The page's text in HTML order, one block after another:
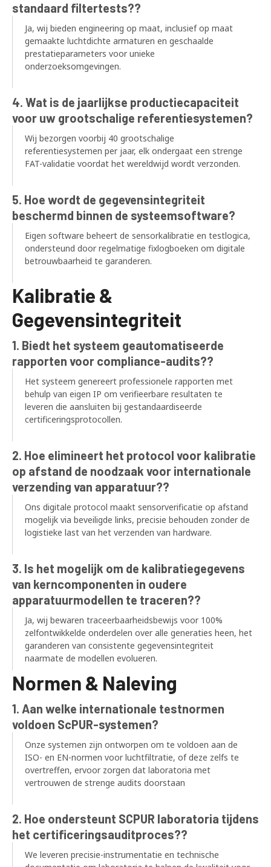
standaard filtertests??
Ja, wij bieden engineering op maat, inclusief op maat
gemaakte luchtdichte armaturen en geschaalde
prestatieparameters voor unieke
onderzoeksomgevingen.
4. Wat is de jaarlijkse productiecapaciteit
voor uw grootschalige referentiesystemen?
Wij bezorgen voorbij 40 grootschalige
referentiesystemen per jaar, elk ondergaat een strenge
FAT-validatie voordat het wereldwijd wordt verzonden.
5. Hoe wordt de gegevensintegriteit
beschermd binnen de systeemsoftware?
Eigen software beheert de sensorkalibratie en testlogica,
ondersteund door regelmatige fixlogboeken om digitale
betrouwbaarheid te garanderen.
Kalibratie &
Gegevensintegriteit
1. Biedt het systeem geautomatiseerde
rapporten voor compliance-audits??
Het systeem genereert professionele rapporten met
behulp van eigen IP om verifieerbare resultaten te
leveren die aansluiten bij gestandaardiseerde
certificeringsprotocollen.
2. Hoe elimineert het protocol voor kalibratie
op afstand de noodzaak voor internationale
verzending van apparatuur??
Ons digitale protocol maakt sensorverificatie op afstand
mogelijk via beveiligde links, precisie behouden zonder de
logistieke last van het verzenden van hardware.
3. Is het mogelijk om de kalibratiegegevens
van kerncomponenten in oudere
apparatuurmodellen te traceren??
Ja, wij bewaren traceerbaarheidsbewijs voor 100%
zelfontwikkelde onderdelen over alle generaties heen, het
garanderen van consistente gegevensintegriteit
naarmate de modellen evolueren.
Normen & Naleving
1. Aan welke internationale testnormen
voldoen ScPUR-systemen?
Onze systemen zijn ontworpen om te voldoen aan de
ISO- en EN-normen voor luchtfiltratie, of deze zelfs te
overtreffen, ervoor zorgen dat laboratoria met
vertrouwen de strenge audits doorstaan
2. Hoe ondersteunt SCPUR laboratoria tijdens
het certificeringsauditproces??
We leveren precisie-instrumentatie en technische